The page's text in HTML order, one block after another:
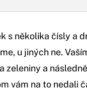
s několika čísly a
u jiných ne.
zeleniny a
vám na to nedali